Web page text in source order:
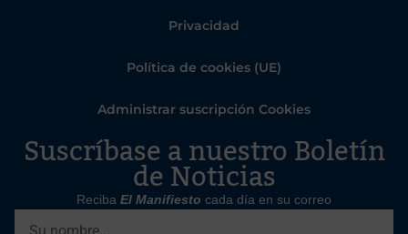
Privacidad
Política de cookies (UE)
Administrar suscripción Cookies
Suscríbase a nuestro Boletín
de Noticias
Reciba El Manifiesto cada día en su correo